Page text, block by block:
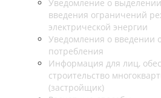
Уведомление о
введения ограничений
электрической энергии
Уведомления о введении
потребления
Информация для лиц,
строительство
(застройщик)